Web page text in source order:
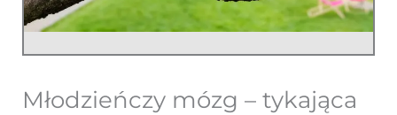
Młodzieńczy mózg – tykająca